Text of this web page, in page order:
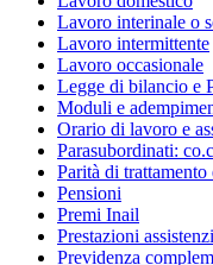
Lavoro interinale o
Lavoro intermittente
Lavoro occasionale
Legge di bilancio e
Moduli e
Orario di lavoro e
Parasubordinati:
Parità di
Pensioni
Premi Inail
Prestazioni
Previdenza